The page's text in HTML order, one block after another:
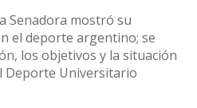
Senadora mostró su
el deporte argentino; se
los objetivos y la situación
Deporte Universitario